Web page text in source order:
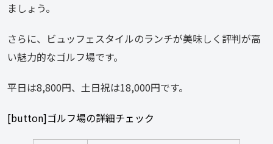
ましょう。
さらに、ビュッフェスタイルのランチが美味しく評判が高
い魅力的なゴルフ場です。
平日は8,800円、土日祝は18,000円です。
[button]ゴルフ場の詳細チェック